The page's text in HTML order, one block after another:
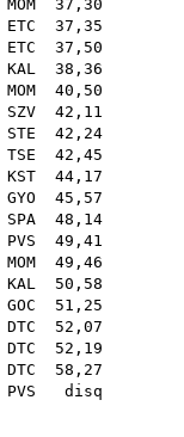
MOM 37,30
ETC 37,35
ETC 37,50
KAL 38,36
MOM 40,50
SZV 42,11
STE 42,24
TSE 42,45
KST 44,17
GYO 45,57
SPA 48,14
PVS 49,41
MOM 49,46
KAL 50,58
GOC 51,25
DTC 52,07
DTC 52,19
DTC 58,27
PVS disq